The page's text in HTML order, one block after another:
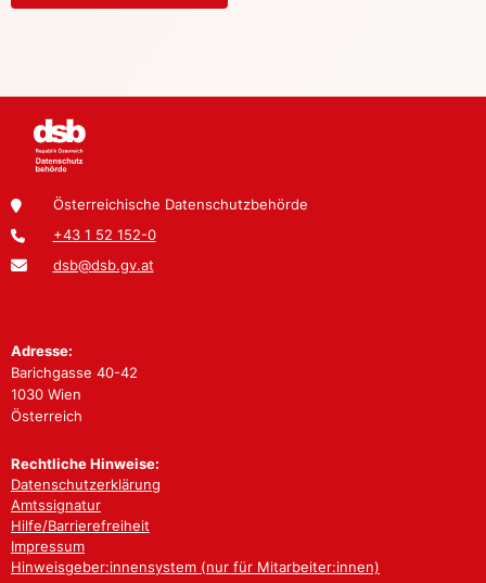
Österreichische Datenschutzbehörde
+43 1 52 152-0
dsb@dsb.gv.at
Adresse:
Barichgasse 40-42
1030 Wien
Österreich
Rechtliche Hinweise:
Datenschutzerklärung
Amtssignatur
Hilfe/Barrierefreiheit
Impressum
Hinweisgeber:innensystem (nur für Mitarbeiter:innen)